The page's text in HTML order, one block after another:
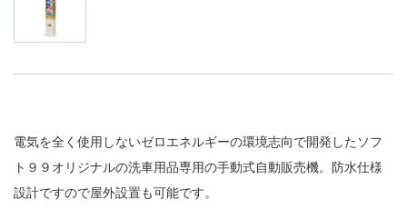
電気を全く使用しないゼロエネルギーの環境志向で開発したソフ
ト９９オリジナルの洗車用品専用の手動式自動販売機。防水仕様
設計ですので屋外設置も可能です。